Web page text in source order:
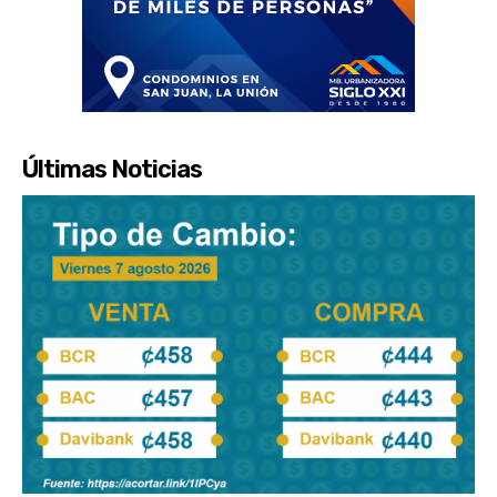
Últimas Noticias